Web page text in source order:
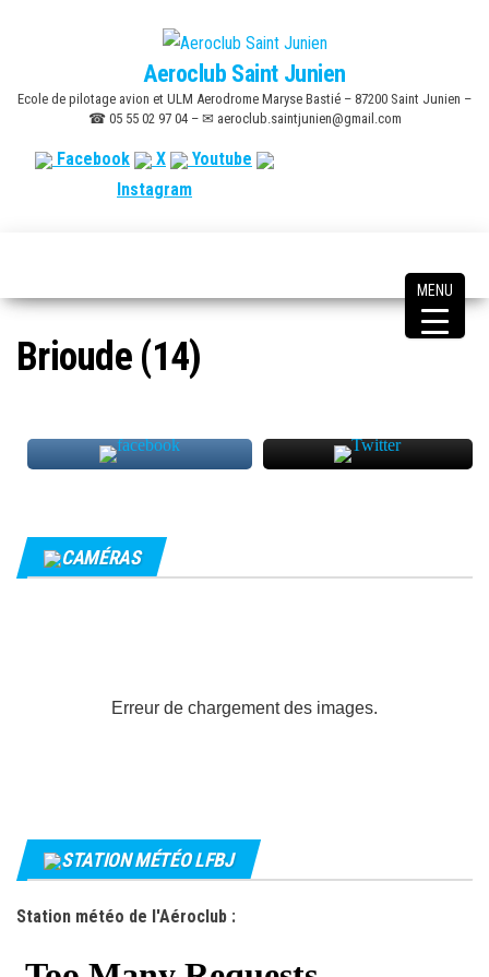
content
Aeroclub Saint Junien
Ecole de pilotage avion et ULM Aerodrome Maryse Bastié – 87200 Saint Junien –
☎ 05 55 02 97 04 – ✉ aeroclub.saintjunien@gmail.com
Facebook X
Youtube
Instagram
Brioude (14)
CAMÉRAS
Erreur de chargement des images.
STATION MÉTÉO LFBJ
Station météo de l'Aéroclub :
MENU